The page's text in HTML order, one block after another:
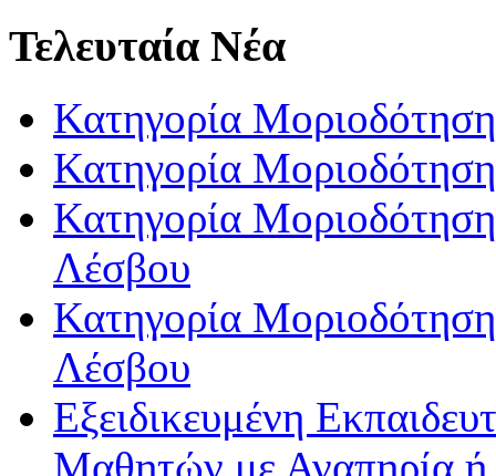
Τελευταία Νέα
Κατηγορία
Κατηγορία
Κατηγορία
Λέσβου
Κατηγορία
Λέσβου
Εξειδικευμένη
Μαθητών με Αναπηρία ή /